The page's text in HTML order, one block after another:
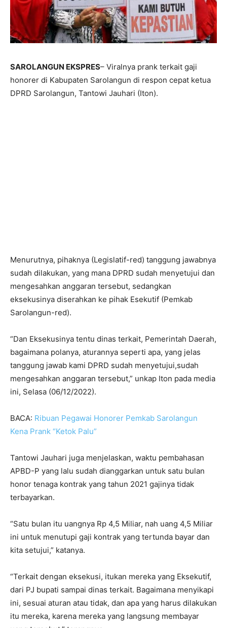
SAROLANGUN EKSPRES– Viralnya prank terkait gaji
honorer di Kabupaten Sarolangun di respon cepat ketua
DPRD Sarolangun, Tantowi Jauhari (Iton).
Menurutnya, pihaknya (Legislatif-red) tanggung jawabnya
sudah dilakukan, yang mana DPRD sudah menyetujui dan
mengesahkan anggaran tersebut, sedangkan
eksekusinya diserahkan ke pihak Esekutif (Pemkab
Sarolangun-red).
“Dan Eksekusinya tentu dinas terkait, Pemerintah Daerah,
bagaimana polanya, aturannya seperti apa, yang jelas
tanggung jawab kami DPRD sudah menyetujui,sudah
mengesahkan anggaran tersebut,” unkap Iton pada media
ini, Selasa (06/12/2022).
BACA: Ribuan Pegawai Honorer Pemkab Sarolangun
Kena Prank “Ketok Palu”
Tantowi Jauhari juga menjelaskan, waktu pembahasan
APBD-P yang lalu sudah dianggarkan untuk satu bulan
honor tenaga kontrak yang tahun 2021 gajinya tidak
terbayarkan.
“Satu bulan itu uangnya Rp 4,5 Miliar, nah uang 4,5 Miliar
ini untuk menutupi gaji kontrak yang tertunda bayar dan
kita setujui,” katanya.
“Terkait dengan eksekusi, itukan mereka yang Eksekutif,
dari PJ bupati sampai dinas terkait. Bagaimana menyikapi
ini, sesuai aturan atau tidak, dan apa yang harus dilakukan
itu mereka, karena mereka yang langsung membayar